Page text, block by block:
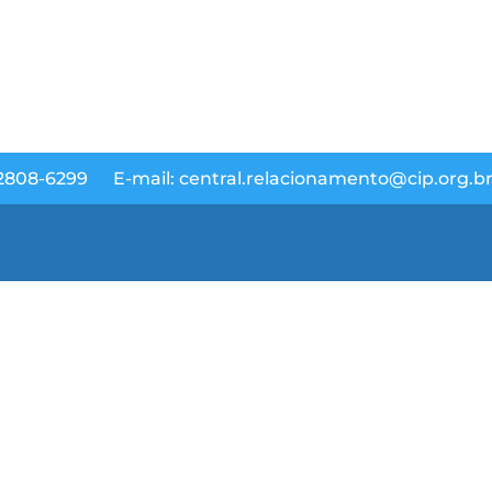
6299 E-mail: central.relacionamento@cip.org.br